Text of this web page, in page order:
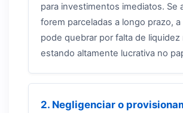
para investimentos imediatos. Se
forem parceladas a longo prazo, a
pode quebrar por falta de liquidez
estando altamente lucrativa no
2. Negligenciar o